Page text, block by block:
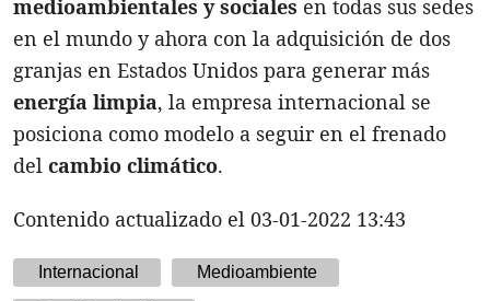
medioambientales y sociales en todas sus sedes
en el mundo y ahora con la adquisición de dos
granjas en Estados Unidos para generar más
energía limpia, la empresa internacional se
posiciona como modelo a seguir en el frenado
del cambio climático.
Contenido actualizado el 03-01-2022 13:43
Internacional Medioambiente